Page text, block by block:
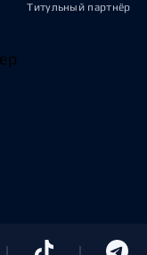
Титульный партнёр